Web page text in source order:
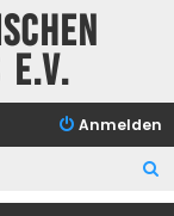
Anmelden
u